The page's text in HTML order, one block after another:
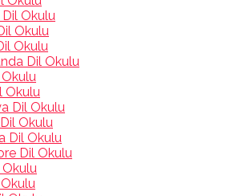
Okulu
Okulu
Okulu
Dil Okulu
Okulu
Dil Okulu
Okulu
Dil Okulu
Dil Okulu
Okulu